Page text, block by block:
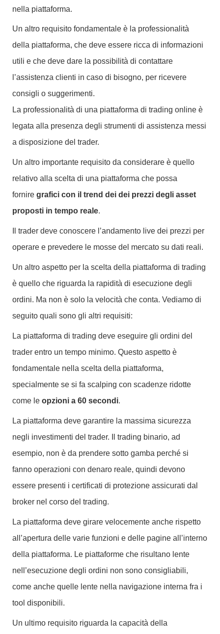
nella piattaforma.
Un altro requisito fondamentale è la professionalità
della piattaforma, che deve essere ricca di informazioni
utili e che deve dare la possibilità di contattare
l’assistenza clienti in caso di bisogno, per ricevere
consigli o suggerimenti.
La professionalità di una piattaforma di trading online è
legata alla presenza degli strumenti di assistenza messi
a disposizione del trader.
Un altro importante requisito da considerare è quello
relativo alla scelta di una piattaforma che possa
fornire grafici con il trend dei dei prezzi degli asset
proposti in tempo reale.
Il trader deve conoscere l’andamento live dei prezzi per
operare e prevedere le mosse del mercato su dati reali.
Un altro aspetto per la scelta della piattaforma di trading
è quello che riguarda la rapidità di esecuzione degli
ordini. Ma non è solo la velocità che conta. Vediamo di
seguito quali sono gli altri requisiti:
La piattaforma di trading deve eseguire gli ordini del
trader entro un tempo minimo. Questo aspetto è
fondamentale nella scelta della piattaforma,
specialmente se si fa scalping con scadenze ridotte
come le opzioni a 60 secondi.
La piattaforma deve garantire la massima sicurezza
negli investimenti del trader. Il trading binario, ad
esempio, non è da prendere sotto gamba perché si
fanno operazioni con denaro reale, quindi devono
essere presenti i certificati di protezione assicurati dal
broker nel corso del trading.
La piattaforma deve girare velocemente anche rispetto
all’apertura delle varie funzioni e delle pagine all’interno
della piattaforma. Le piattaforme che risultano lente
nell’esecuzione degli ordini non sono consigliabili,
come anche quelle lente nella navigazione interna fra i
tool disponibili.
Un ultimo requisito riguarda la capacità della